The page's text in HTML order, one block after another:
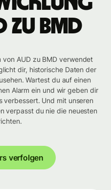
zu BMD
AUD zu BMD verwendet
dir, historische Daten der
Wartest du auf einen
Alarm ein und wir geben dir
verbessert. Und mit unseren
verpasst du nie die neuesten
verfolgen